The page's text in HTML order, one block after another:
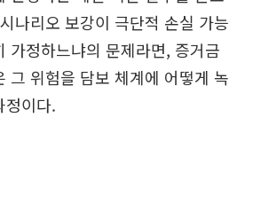
나리오 보강이 극단적 손실 가능
가정하느냐의 문제라면, 증거금
그 위험을 담보 체계에 어떻게 녹
정이다.